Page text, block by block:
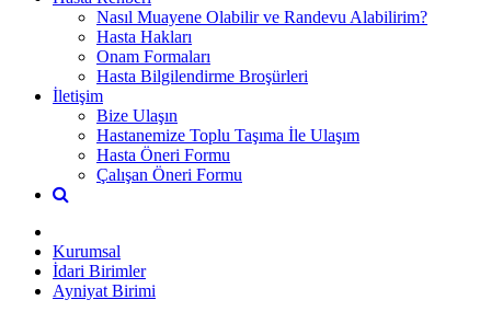
Nasıl Muayene Olabilir ve Randevu Alabilirim?
Hasta Hakları
Onam Formaları
Hasta Bilgilendirme Broşürleri
İletişim
Bize Ulaşın
Hastanemize Toplu Taşıma İle Ulaşım
Hasta Öneri Formu
Çalışan Öneri Formu
Kurumsal
İdari Birimler
Ayniyat Birimi